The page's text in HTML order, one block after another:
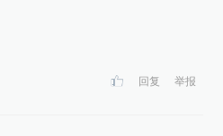
回复 举报